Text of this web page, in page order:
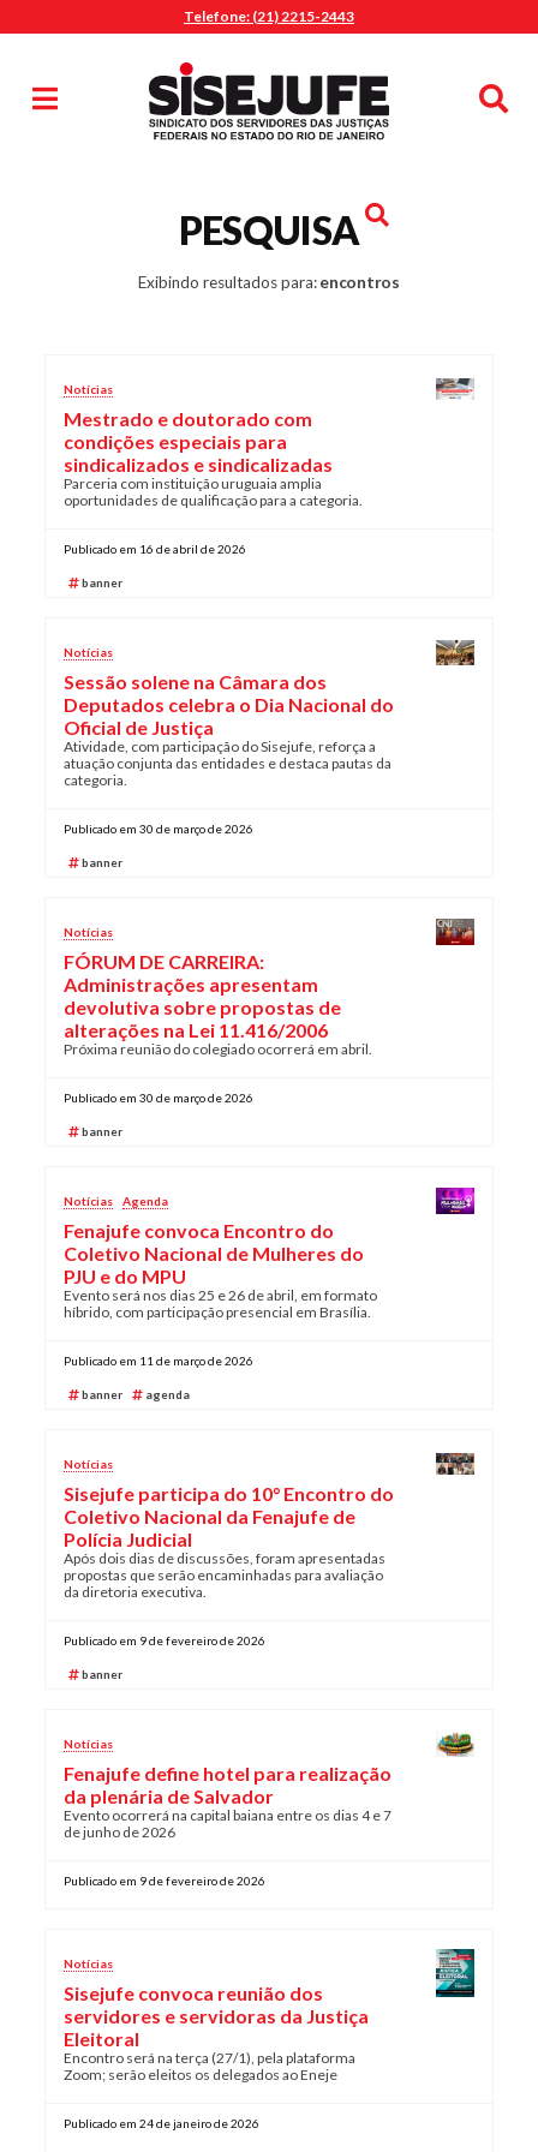
Telefone: (21) 2215-2443
PESQUISA
Exibindo resultados para:encontros
Notícias
Mestrado e doutorado com
condições especiais para
sindicalizados e sindicalizadas
Parceria com instituição uruguaia amplia
oportunidades de qualificação para a categoria.
Publicado em 16 de abril de 2026
banner
Notícias
Sessão solene na Câmara dos
Deputados celebra o Dia Nacional do
Oficial de Justiça
Atividade, com participação do Sisejufe, reforça a
atuação conjunta das entidades e destaca pautas da
categoria.
Publicado em 30 de março de 2026
banner
Notícias
FÓRUM DE CARREIRA:
Administrações apresentam
devolutiva sobre propostas de
alterações na Lei 11.416/2006
Próxima reunião do colegiado ocorrerá em abril.
Publicado em 30 de março de 2026
banner
Notícias Agenda
Fenajufe convoca Encontro do
Coletivo Nacional de Mulheres do
PJU e do MPU
Evento será nos dias 25 e 26 de abril, em formato
híbrido, com participação presencial em Brasília.
Publicado em 11 de março de 2026
banner agenda
Notícias
Sisejufe participa do 10° Encontro do
Coletivo Nacional da Fenajufe de
Polícia Judicial
Após dois dias de discussões, foram apresentadas
propostas que serão encaminhadas para avaliação
da diretoria executiva.
Publicado em 9 de fevereiro de 2026
banner
Notícias
Fenajufe define hotel para realização
da plenária de Salvador
Evento ocorrerá na capital baiana entre os dias 4 e 7
de junho de 2026
Publicado em 9 de fevereiro de 2026
Notícias
Sisejufe convoca reunião dos
servidores e servidoras da Justiça
Eleitoral
Encontro será na terça (27/1), pela plataforma
Zoom; serão eleitos os delegados ao Eneje
Publicado em 24 de janeiro de 2026
MENU
Sindicalize-se
Casa do Alto
Sede Campestre
Nossos Convênios
Gympass Wellhub
FacebookInstagramTwitter Youtube